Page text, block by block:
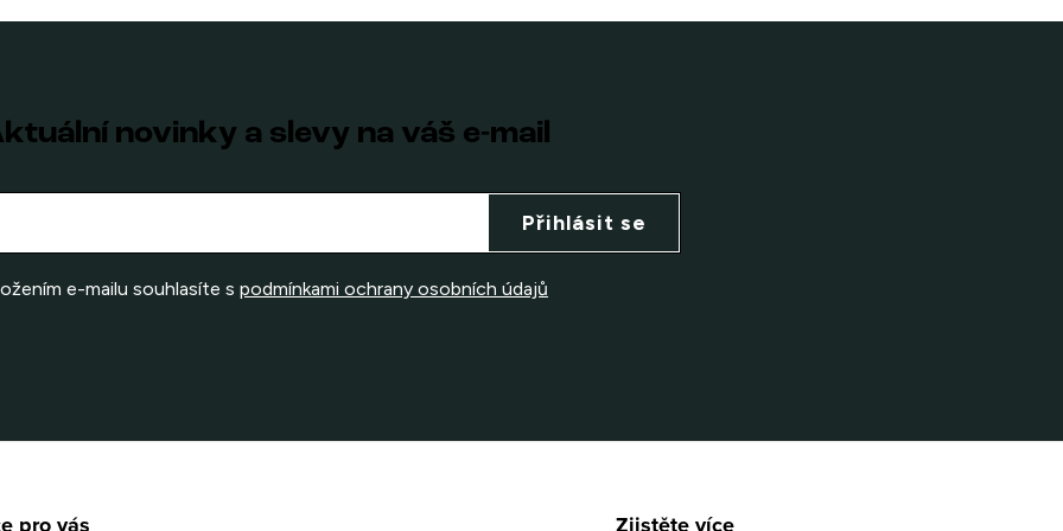
novinky a slevy na váš e-mail
e-mailu souhlasíte s podmínkami ochrany osobních údajů
Přihlásit se